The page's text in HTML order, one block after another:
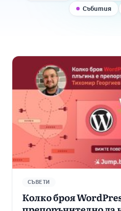
Събития
СЪВЕТИ
Колко броя